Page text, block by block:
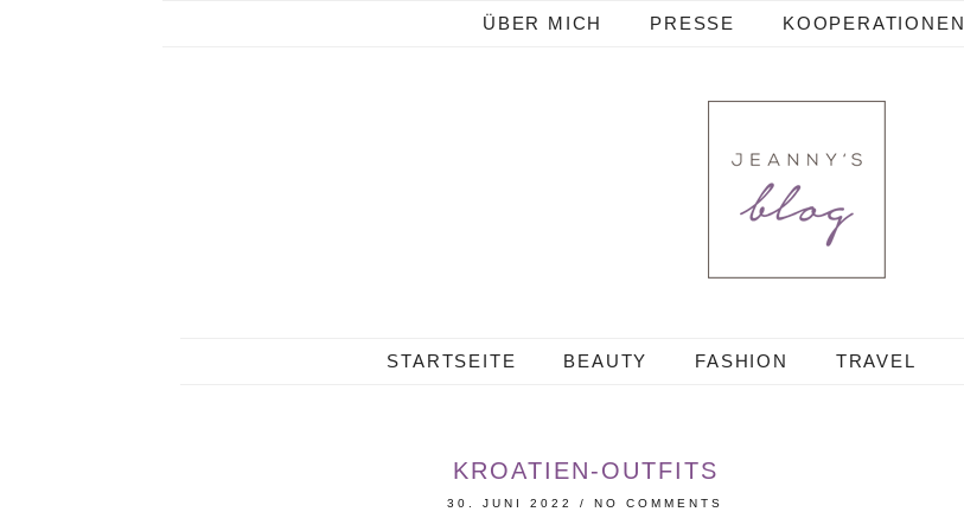
ÜBER MICH PRESSE KOOPERATIONEN
STARTSEITE BEAUTY FASHION TRAVEL
KROATIEN-OUTFITS
30. JUNI 2022 /NO COMMENTS